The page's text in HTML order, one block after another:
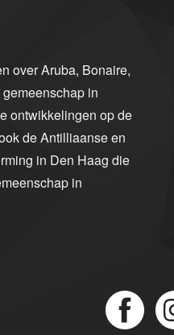
over Aruba, Bonaire,
in
ontwikkelingen op de
de Antilliaanse en
in Den Haag die
in